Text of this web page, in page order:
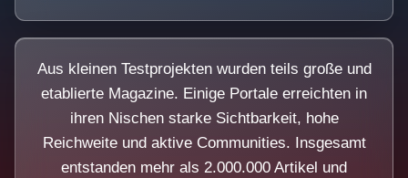
Aus kleinen Testprojekten wurden teils große und
etablierte Magazine. Einige Portale erreichten in
ihren Nischen starke Sichtbarkeit, hohe
Reichweite und aktive Communities. Insgesamt
entstanden mehr als 2.000.000 Artikel und